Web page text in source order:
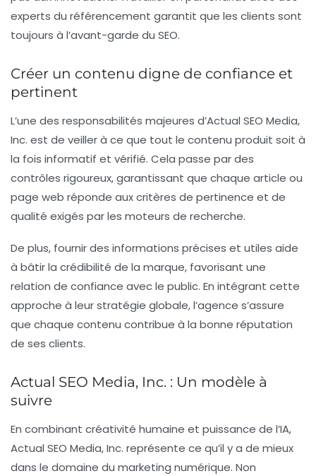
experts du référencement garantit que les clients sont
toujours à l’avant-garde du SEO.
Créer un contenu digne de confiance et
pertinent
L’une des responsabilités majeures d’Actual SEO Media,
Inc. est de veiller à ce que tout le contenu produit soit à
la fois informatif et vérifié. Cela passe par des
contrôles rigoureux, garantissant que chaque article ou
page web réponde aux critères de pertinence et de
qualité exigés par les moteurs de recherche.
De plus, fournir des informations précises et utiles aide
à bâtir la crédibilité de la marque, favorisant une
relation de confiance avec le public. En intégrant cette
approche à leur stratégie globale, l’agence s’assure
que chaque contenu contribue à la bonne réputation
de ses clients.
Actual SEO Media, Inc. : Un modèle à
suivre
En combinant créativité humaine et puissance de l’IA,
Actual SEO Media, Inc. représente ce qu’il y a de mieux
dans le domaine du marketing numérique. Non